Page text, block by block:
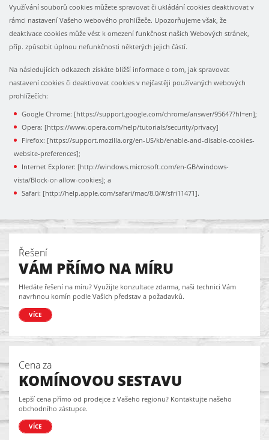
Využívání souborů cookies můžete spravovat či ukládání cookies deaktivovat v
rámci nastavení Vašeho webového prohlížeče. Upozorňujeme však, že
deaktivace cookies může vést k omezení funkčnost našich Webových stránek,
příp. způsobit úplnou nefunkčnosti některých jejich částí.
Na následujících odkazech získáte bližší informace o tom, jak spravovat
nastavení cookies či deaktivovat cookies v nejčastěji používaných webových
prohlížečích:
Google Chrome: [https://support.google.com/chrome/answer/95647?hl=en];
Opera: [https://www.opera.com/help/tutorials/security/privacy]
Firefox: [https://support.mozilla.org/en-US/kb/enable-and-disable-cookies-
website-preferences];
Internet Explorer: [http://windows.microsoft.com/en-GB/windows-
vista/Block-or-allow-cookies]; a
Safari: [http://help.apple.com/safari/mac/8.0/#/sfri11471].
Řešení
VÁM PŘÍMO NA MÍRU
Hledáte řešení na míru? Využijte konzultace zdarma, naši technici Vám
navrhnou komín podle Vašich představ a požadavků.
VÍCE
Cena za
KOMÍNOVOU SESTAVU
Lepší cena přímo od prodejce z Vašeho regionu? Kontaktujte našeho
obchodního zástupce.
VÍCE